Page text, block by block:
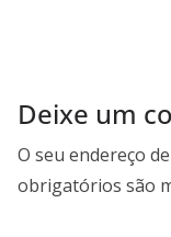
Deixe um
O seu endereço
obrigatórios são